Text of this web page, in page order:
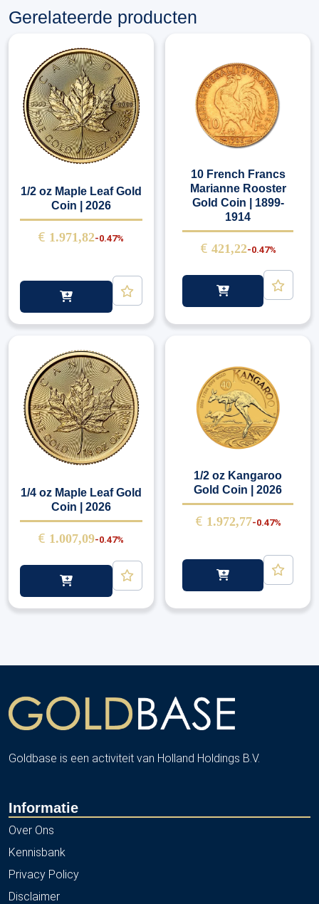
Gerelateerde producten
1/2 oz Maple Leaf Gold
Coin | 2026
€ 1.971,82-0.47%
10 French Francs
Marianne Rooster
Gold Coin | 1899-
1914
€ 421,22-0.47%
1/4 oz Maple Leaf Gold
Coin | 2026
€ 1.007,09-0.47%
1/2 oz Kangaroo
Gold Coin | 2026
€ 1.972,77-0.47%
Goldbase is een activiteit van Holland Holdings B.V.
Informatie
Over Ons
Kennisbank
Privacy Policy
Disclaimer